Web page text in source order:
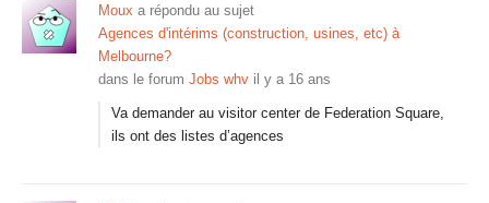
Moux a répondu au sujet
Agences d'intérims (construction, usines, etc) à
Melbourne?
dans le forum Jobs whv il y a 16 ans
Va demander au visitor center de Federation Square,
ils ont des listes d’agences